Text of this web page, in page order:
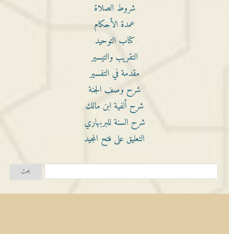
شروط الصلاة
عمدة الأحكام
كتاب التوحيد
التقريب والتيسير
مقدمة في التفسير
شرح وصف الجنة
شرح ألفية ابن مالك
شرح السنة للبربهاري
التعليق على فتح المجيد